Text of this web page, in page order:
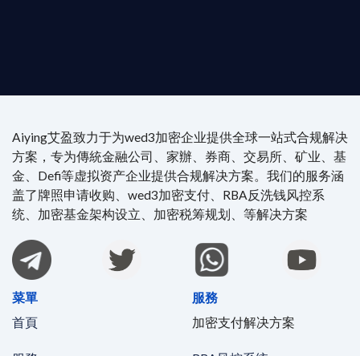
Aiying艾盈致力于为wed3加密企业提供全球一站式合规解决
方案，专为傳統金融公司、家辦、券商、交易所、矿业、基
金、Defi等虚拟资产企业提供合规解决方案。我们的服务涵
盖了牌照申请收购、wed3加密支付、RBA反洗钱风控系
统、加密基金架构设立、加密税筹规划、等解决方案
菜單
首頁
服務
加密支付解决方案